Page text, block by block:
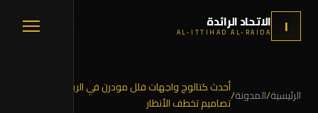
ا الاتحاد الرائدة
AL-ITTIHAD AL-RAIDA
الرئيسية/المدونة/أحدث كتالوج واجهات فلل مودرن في الرياض وجدة:
تصاميم تخطف الأنظار